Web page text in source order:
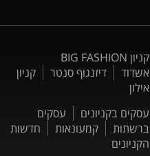
קניון BIG FASHION
אשדוד
דיזנגוף סנטר
קניון
אילון
עסקים בקניונים
עסקים
ברשתות
קמעונאות
חדשות
הקניונים